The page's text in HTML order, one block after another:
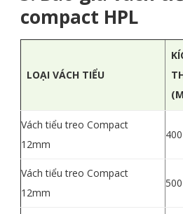
compact HPL
LOẠI VÁCH TIỂU
Vách tiểu treo Compact
12mm
Vách tiểu treo Compact
12mm